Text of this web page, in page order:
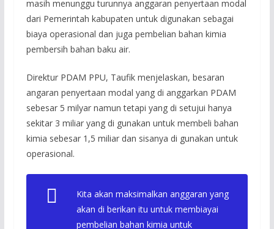
masih menunggu turunnya anggaran penyertaan modal
dari Pemerintah kabupaten untuk digunakan sebagai
biaya operasional dan juga pembelian bahan kimia
pembersih bahan baku air.
Direktur PDAM PPU, Taufik menjelaskan, besaran
angaran penyertaan modal yang di anggarkan PDAM
sebesar 5 milyar namun tetapi yang di setujui hanya
sekitar 3 miliar yang di gunakan untuk membeli bahan
kimia sebesar 1,5 miliar dan sisanya di gunakan untuk
operasional.
Kita akan maksimalkan anggaran yang
akan di berikan itu untuk membiayai
pembelian bahan kimia untuk